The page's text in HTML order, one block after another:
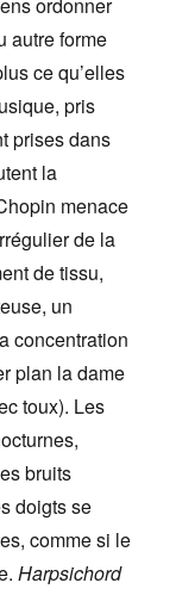
ordonner
autre forme
ce qu’elles
pris
prises dans
la
menace
de la
de tissu,
un
concentration
plan la dame
toux). Les
bruits
doigts se
comme si le
Harpsichord